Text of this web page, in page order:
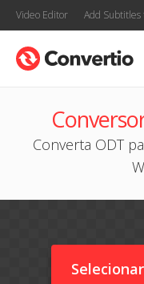
Video Editor Add Subtitles
Converta ODT